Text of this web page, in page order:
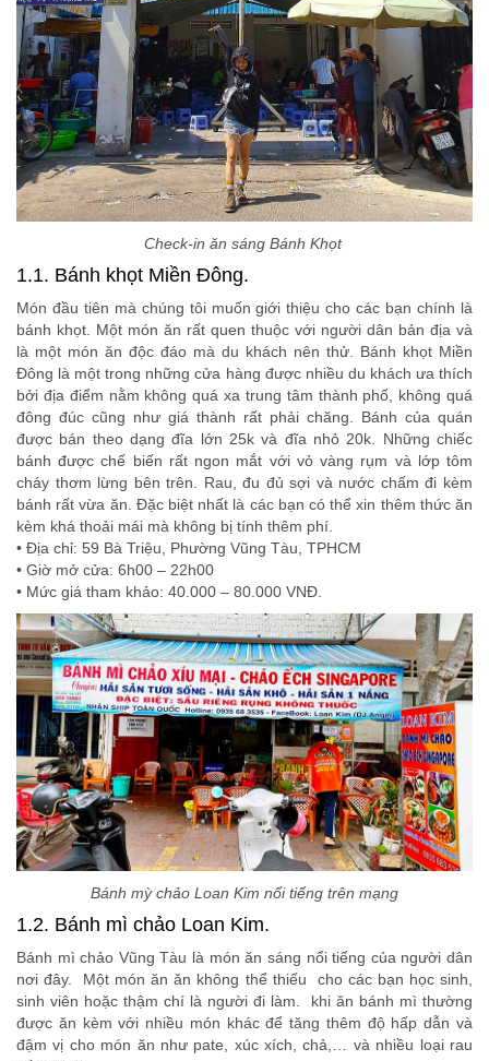
Check-in ăn sáng Bánh Khọt
1.1. Bánh khọt Miền Đông.
Món đầu tiên mà chúng tôi muốn giới thiệu cho các bạn chính là
bánh khọt. Một món ăn rất quen thuộc với người dân bản địa và
là một món ăn độc đáo mà du khách nên thử. Bánh khọt Miền
Đông là một trong những cửa hàng được nhiều du khách ưa thích
bởi địa điểm nằm không quá xa trung tâm thành phố, không quá
đông đúc cũng như giá thành rất phải chăng. Bánh của quán
được bán theo dạng đĩa lớn 25k và đĩa nhỏ 20k. Những chiếc
bánh được chế biến rất ngon mắt với vỏ vàng rụm và lớp tôm
cháy thơm lừng bên trên. Rau, đu đủ sợi và nước chấm đi kèm
bánh rất vừa ăn. Đặc biệt nhất là các bạn có thể xin thêm thức ăn
kèm khá thoải mái mà không bị tính thêm phí.
• Địa chỉ: 59 Bà Triệu, Phường Vũng Tàu, TPHCM
• Giờ mở cửa: 6h00 – 22h00
• Mức giá tham khảo: 40.000 – 80.000 VNĐ.
Bánh mỳ chảo Loan Kim nổi tiếng trên mạng
1.2. Bánh mì chảo Loan Kim.
Bánh mì chảo Vũng Tàu là món ăn sáng nổi tiếng của người dân
nơi đây. Một món ăn ăn không thể thiếu cho các bạn học sinh,
sinh viên hoặc thậm chí là người đi làm. khi ăn bánh mì thường
được ăn kèm với nhiều món khác để tăng thêm độ hấp dẫn và
đậm vị cho món ăn như pate, xúc xích, chả,… và nhiều loại rau